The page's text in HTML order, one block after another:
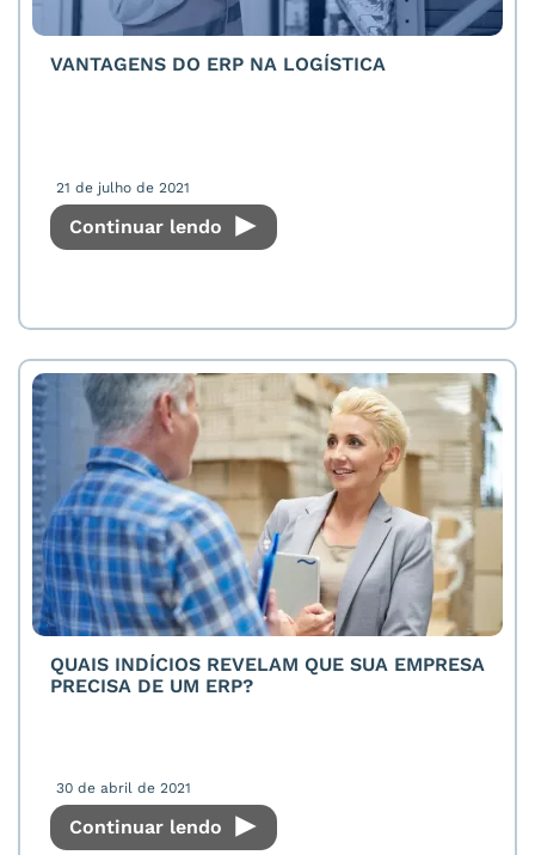
VANTAGENS DO ERP NA LOGÍSTICA
21 de julho de 2021
Continuar lendo
QUAIS INDÍCIOS REVELAM QUE SUA EMPRESA
PRECISA DE UM ERP?
30 de abril de 2021
Continuar lendo